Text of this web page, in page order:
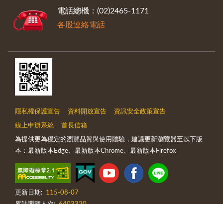
電話總機：(02)2465-1171
各股連絡電話
隱私權保護宣告 資料開放宣告 資訊安全政策宣告
線上申辦系統 首長信箱
為提供更為穩定的瀏覽品質與使用體驗，建議更新瀏覽器至以下版
本：最新版本Edge、最新版本Chrome、最新版本Firefox
更新日期:
115-08-07